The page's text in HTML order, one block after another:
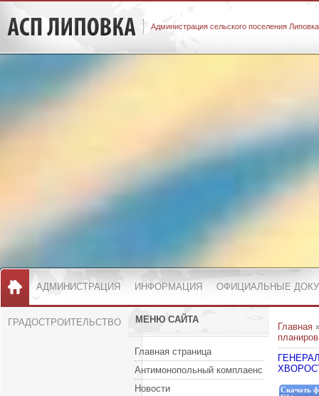
Администрация сельского поселения
АДМИНИСТРАЦИЯ ИНФОРМАЦИЯ ОФИЦИАЛЬНЫЕ
ГРАДОСТРОИТЕЛЬСТВО МЕНЮ САЙТА
Главная страница
Антимонопольный комплаенс
Новости
Главная
Скачать